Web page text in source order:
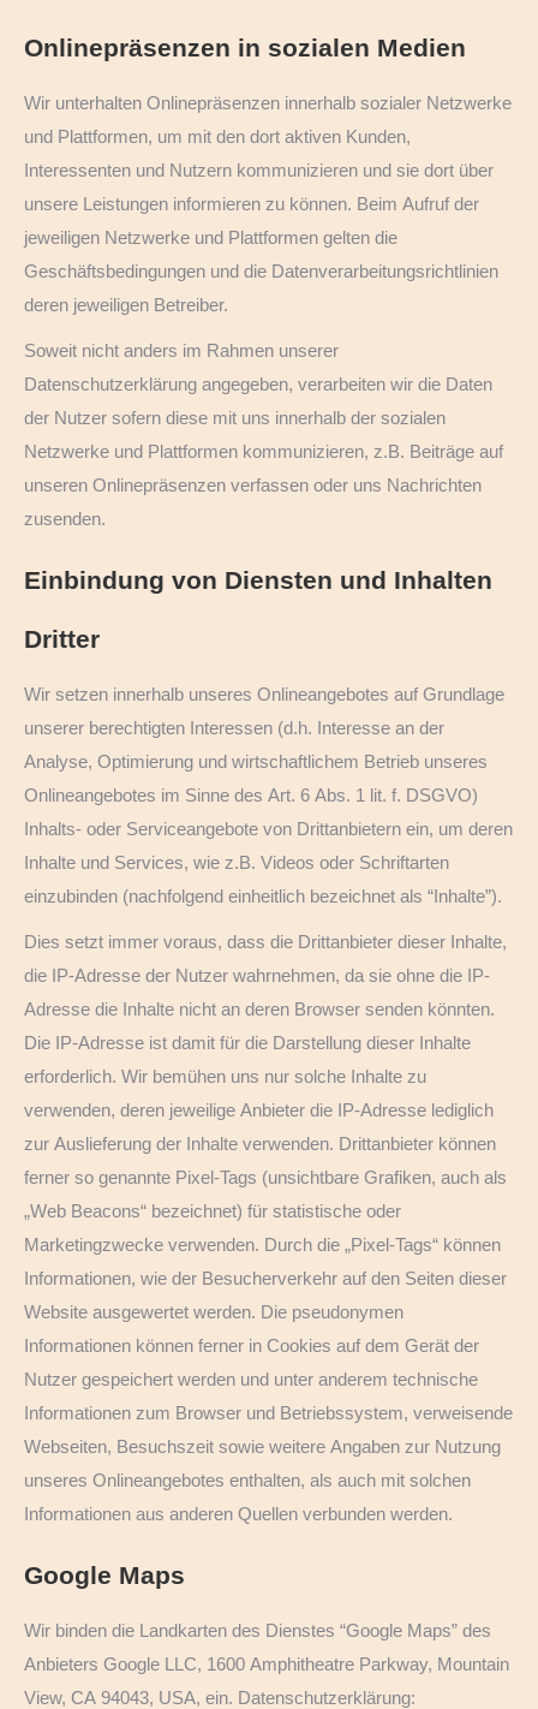
Onlinepräsenzen in sozialen Medien
Wir unterhalten Onlinepräsenzen innerhalb sozialer Netzwerke
und Plattformen, um mit den dort aktiven Kunden,
Interessenten und Nutzern kommunizieren und sie dort über
unsere Leistungen informieren zu können. Beim Aufruf der
jeweiligen Netzwerke und Plattformen gelten die
Geschäftsbedingungen und die Datenverarbeitungsrichtlinien
deren jeweiligen Betreiber.
Soweit nicht anders im Rahmen unserer
Datenschutzerklärung angegeben, verarbeiten wir die Daten
der Nutzer sofern diese mit uns innerhalb der sozialen
Netzwerke und Plattformen kommunizieren, z.B. Beiträge auf
unseren Onlinepräsenzen verfassen oder uns Nachrichten
zusenden.
Einbindung von Diensten und Inhalten
Dritter
Wir setzen innerhalb unseres Onlineangebotes auf Grundlage
unserer berechtigten Interessen (d.h. Interesse an der
Analyse, Optimierung und wirtschaftlichem Betrieb unseres
Onlineangebotes im Sinne des Art. 6 Abs. 1 lit. f. DSGVO)
Inhalts- oder Serviceangebote von Drittanbietern ein, um deren
Inhalte und Services, wie z.B. Videos oder Schriftarten
einzubinden (nachfolgend einheitlich bezeichnet als “Inhalte”).
Dies setzt immer voraus, dass die Drittanbieter dieser Inhalte,
die IP-Adresse der Nutzer wahrnehmen, da sie ohne die IP-
Adresse die Inhalte nicht an deren Browser senden könnten.
Die IP-Adresse ist damit für die Darstellung dieser Inhalte
erforderlich. Wir bemühen uns nur solche Inhalte zu
verwenden, deren jeweilige Anbieter die IP-Adresse lediglich
zur Auslieferung der Inhalte verwenden. Drittanbieter können
ferner so genannte Pixel-Tags (unsichtbare Grafiken, auch als
„Web Beacons“ bezeichnet) für statistische oder
Marketingzwecke verwenden. Durch die „Pixel-Tags“ können
Informationen, wie der Besucherverkehr auf den Seiten dieser
Website ausgewertet werden. Die pseudonymen
Informationen können ferner in Cookies auf dem Gerät der
Nutzer gespeichert werden und unter anderem technische
Informationen zum Browser und Betriebssystem, verweisende
Webseiten, Besuchszeit sowie weitere Angaben zur Nutzung
unseres Onlineangebotes enthalten, als auch mit solchen
Informationen aus anderen Quellen verbunden werden.
Google Maps
Wir binden die Landkarten des Dienstes “Google Maps” des
Anbieters Google LLC, 1600 Amphitheatre Parkway, Mountain
View, CA 94043, USA, ein. Datenschutzerklärung: